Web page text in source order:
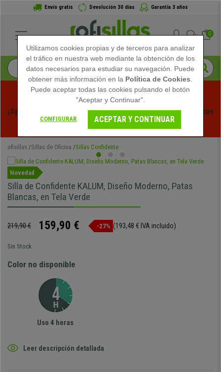
Envío gratis Devolución 30 días Garantía 3 años
0
¡Aprovecha las Rebajas de Verano en Ofisillas! Descuentos
Exclusivos por Tiempo Limitado - Ver Promo
ofisillas Sillas de Oficina Sillas Confidente
Novedad
Silla de Confidente KALUM, Diseño Moderno, Patas
Blancas, en Tela Verde
219,90 € 159,90 € -27% (193,48 € IVA incluido)
Sin Stock
Color no disponible
Uso 4 horas
Leer descripción detallada
Utilizamos cookies propias y de terceros para analizar
el tráfico en nuestra web mediante la obtención de los
datos necesarios para estudiar su navegación. Puede
obtener más información en la Política de Cookies
Puede aceptar todas las cookies pulsando el botón
"Aceptar y Continuar".
CONFIGURAR ACEPTAR Y CONTINUAR